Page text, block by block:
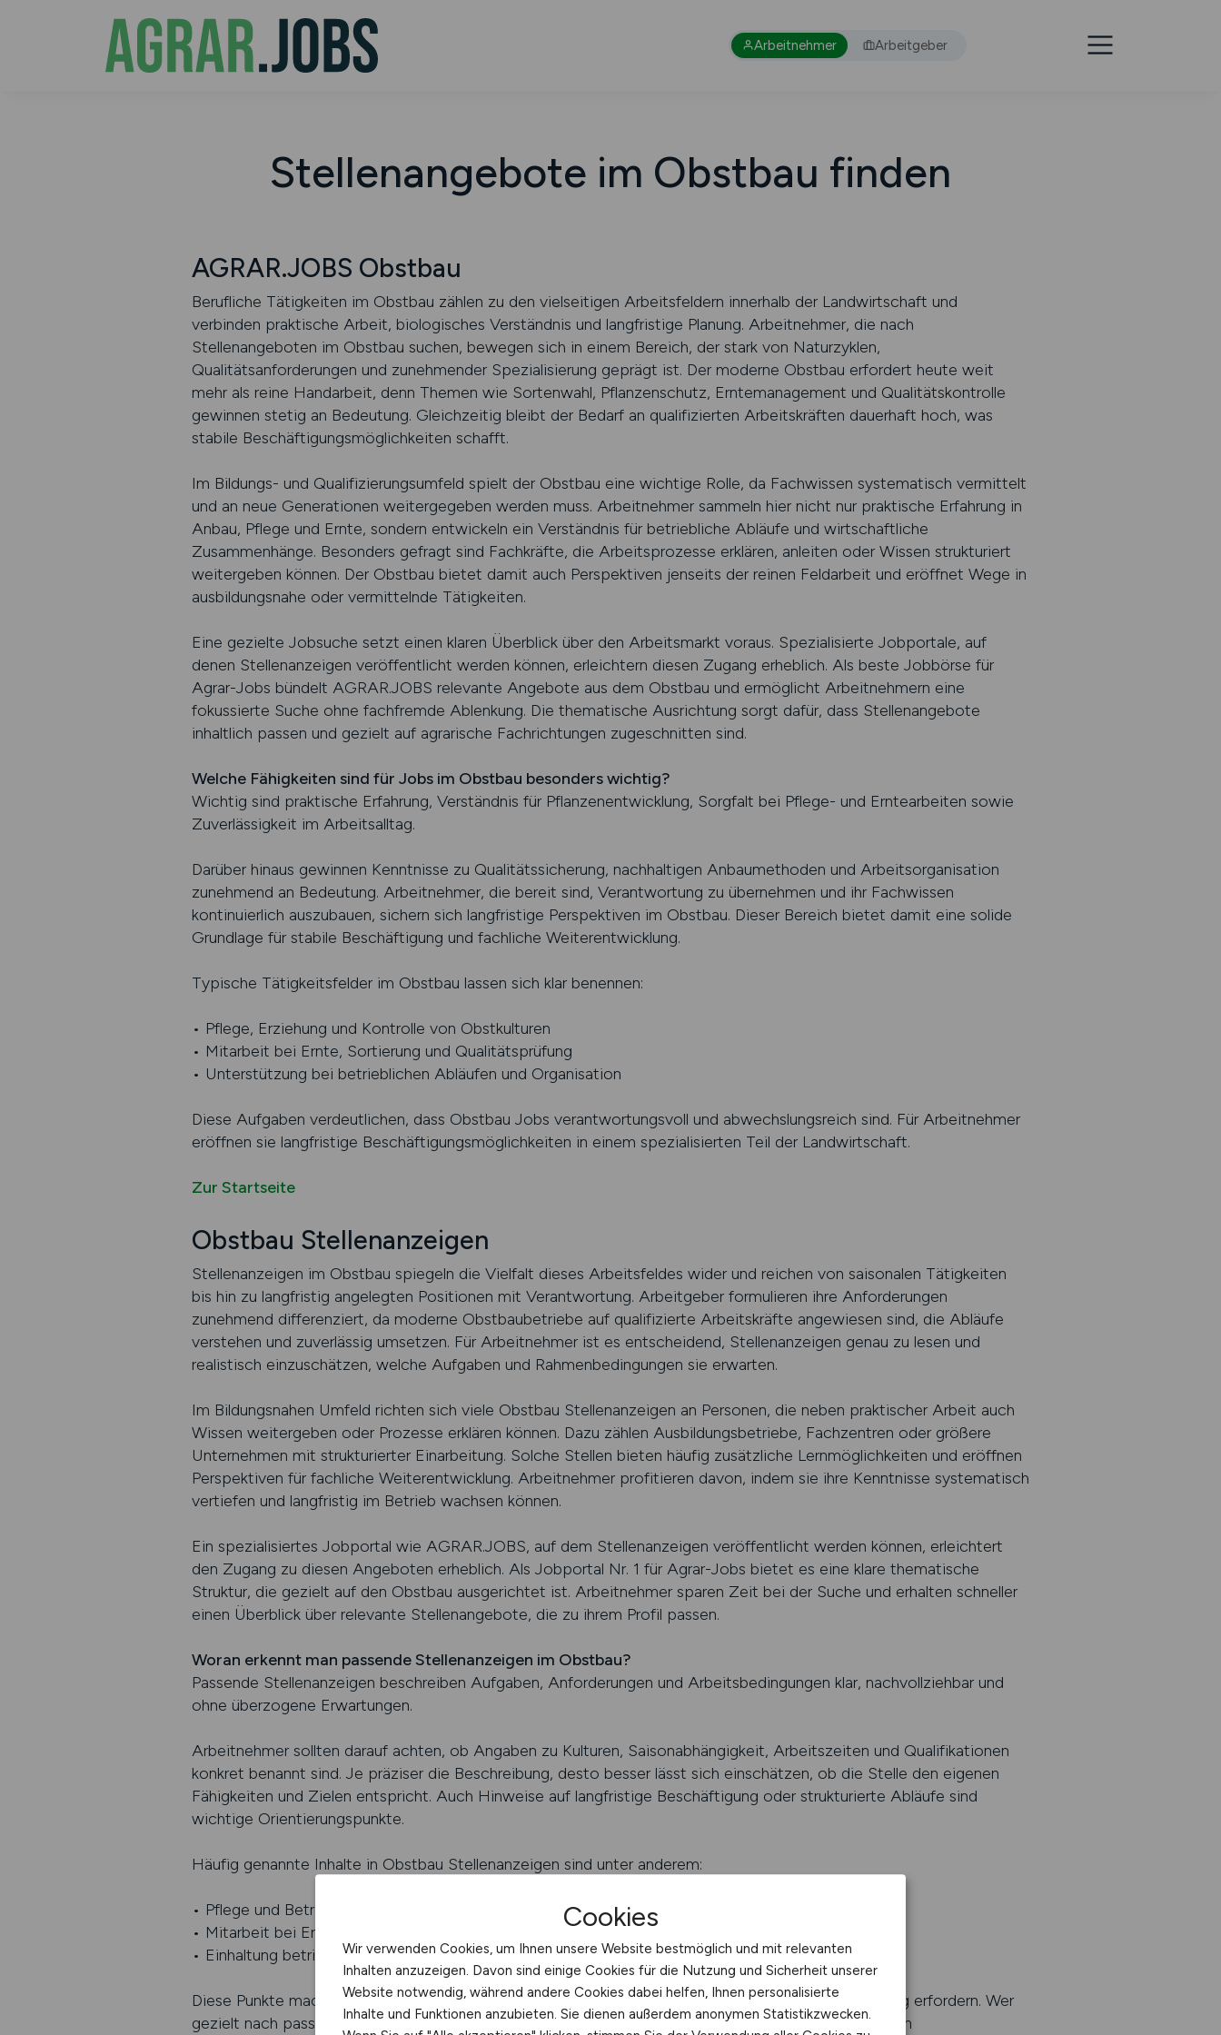
Arbeitnehmer Arbeitgeber
Stellenangebote im Obstbau finden
AGRAR.JOBS Obstbau
Berufliche Tätigkeiten im Obstbau zählen zu den vielseitigen Arbeitsfeldern innerhalb der Landwirtschaft und
verbinden praktische Arbeit, biologisches Verständnis und langfristige Planung. Arbeitnehmer, die nach
Stellenangeboten im Obstbau suchen, bewegen sich in einem Bereich, der stark von Naturzyklen,
Qualitätsanforderungen und zunehmender Spezialisierung geprägt ist. Der moderne Obstbau erfordert heute weit
mehr als reine Handarbeit, denn Themen wie Sortenwahl, Pflanzenschutz, Erntemanagement und Qualitätskontrolle
gewinnen stetig an Bedeutung. Gleichzeitig bleibt der Bedarf an qualifizierten Arbeitskräften dauerhaft hoch, was
stabile Beschäftigungsmöglichkeiten schafft.
Im Bildungs- und Qualifizierungsumfeld spielt der Obstbau eine wichtige Rolle, da Fachwissen systematisch vermittelt
und an neue Generationen weitergegeben werden muss. Arbeitnehmer sammeln hier nicht nur praktische Erfahrung in
Anbau, Pflege und Ernte, sondern entwickeln ein Verständnis für betriebliche Abläufe und wirtschaftliche
Zusammenhänge. Besonders gefragt sind Fachkräfte, die Arbeitsprozesse erklären, anleiten oder Wissen strukturiert
weitergeben können. Der Obstbau bietet damit auch Perspektiven jenseits der reinen Feldarbeit und eröffnet Wege in
ausbildungsnahe oder vermittelnde Tätigkeiten.
Eine gezielte Jobsuche setzt einen klaren Überblick über den Arbeitsmarkt voraus. Spezialisierte Jobportale, auf
denen Stellenanzeigen veröffentlicht werden können, erleichtern diesen Zugang erheblich. Als beste Jobbörse für
Agrar-Jobs bündelt AGRAR.JOBS relevante Angebote aus dem Obstbau und ermöglicht Arbeitnehmern eine
fokussierte Suche ohne fachfremde Ablenkung. Die thematische Ausrichtung sorgt dafür, dass Stellenangebote
inhaltlich passen und gezielt auf agrarische Fachrichtungen zugeschnitten sind.
Welche Fähigkeiten sind für Jobs im Obstbau besonders wichtig?
Wichtig sind praktische Erfahrung, Verständnis für Pflanzenentwicklung, Sorgfalt bei Pflege- und Erntearbeiten sowie
Zuverlässigkeit im Arbeitsalltag.
Darüber hinaus gewinnen Kenntnisse zu Qualitätssicherung, nachhaltigen Anbaumethoden und Arbeitsorganisation
zunehmend an Bedeutung. Arbeitnehmer, die bereit sind, Verantwortung zu übernehmen und ihr Fachwissen
kontinuierlich auszubauen, sichern sich langfristige Perspektiven im Obstbau. Dieser Bereich bietet damit eine solide
Grundlage für stabile Beschäftigung und fachliche Weiterentwicklung.
Typische Tätigkeitsfelder im Obstbau lassen sich klar benennen:
• Pflege, Erziehung und Kontrolle von Obstkulturen
• Mitarbeit bei Ernte, Sortierung und Qualitätsprüfung
• Unterstützung bei betrieblichen Abläufen und Organisation
Diese Aufgaben verdeutlichen, dass Obstbau Jobs verantwortungsvoll und abwechslungsreich sind. Für Arbeitnehmer
eröffnen sie langfristige Beschäftigungsmöglichkeiten in einem spezialisierten Teil der Landwirtschaft.
Zur Startseite
Obstbau Stellenanzeigen
Stellenanzeigen im Obstbau spiegeln die Vielfalt dieses Arbeitsfeldes wider und reichen von saisonalen Tätigkeiten
bis hin zu langfristig angelegten Positionen mit Verantwortung. Arbeitgeber formulieren ihre Anforderungen
zunehmend differenziert, da moderne Obstbaubetriebe auf qualifizierte Arbeitskräfte angewiesen sind, die Abläufe
verstehen und zuverlässig umsetzen. Für Arbeitnehmer ist es entscheidend, Stellenanzeigen genau zu lesen und
realistisch einzuschätzen, welche Aufgaben und Rahmenbedingungen sie erwarten.
Im Bildungsnahen Umfeld richten sich viele Obstbau Stellenanzeigen an Personen, die neben praktischer Arbeit auch
Wissen weitergeben oder Prozesse erklären können. Dazu zählen Ausbildungsbetriebe, Fachzentren oder größere
Unternehmen mit strukturierter Einarbeitung. Solche Stellen bieten häufig zusätzliche Lernmöglichkeiten und eröffnen
Perspektiven für fachliche Weiterentwicklung. Arbeitnehmer profitieren davon, indem sie ihre Kenntnisse systematisch
vertiefen und langfristig im Betrieb wachsen können.
Ein spezialisiertes Jobportal wie AGRAR.JOBS, auf dem Stellenanzeigen veröffentlicht werden können, erleichtert
den Zugang zu diesen Angeboten erheblich. Als Jobportal Nr. 1 für Agrar-Jobs bietet es eine klare thematische
Struktur, die gezielt auf den Obstbau ausgerichtet ist. Arbeitnehmer sparen Zeit bei der Suche und erhalten schneller
einen Überblick über relevante Stellenangebote, die zu ihrem Profil passen.
Woran erkennt man passende Stellenanzeigen im Obstbau?
Passende Stellenanzeigen beschreiben Aufgaben, Anforderungen und Arbeitsbedingungen klar, nachvollziehbar und
ohne überzogene Erwartungen.
Arbeitnehmer sollten darauf achten, ob Angaben zu Kulturen, Saisonabhängigkeit, Arbeitszeiten und Qualifikationen
konkret benannt sind. Je präziser die Beschreibung, desto besser lässt sich einschätzen, ob die Stelle den eigenen
Fähigkeiten und Zielen entspricht. Auch Hinweise auf langfristige Beschäftigung oder strukturierte Abläufe sind
wichtige Orientierungspunkte.
Häufig genannte Inhalte in Obstbau Stellenanzeigen sind unter anderem:
• Pflege und Betreuung von Obstkulturen über das Jahr hinweg
• Mitarbeit bei Ernte, Lagerung und Qualitätskontrolle
• Einhaltung betrieblicher und gesetzlicher Vorgaben
Diese Punkte machen deutlich, dass Obstbau Jobs ein hohes Maß an Genauigkeit und Verantwortung erfordern. Wer
gezielt nach passenden Stellenanzeigen sucht, findet stabile Arbeitsmöglichkeiten mit klar definierten
Cookies
Wir verwenden Cookies, um Ihnen unsere Website bestmöglich und mit relevanten
Inhalten anzuzeigen. Davon sind einige Cookies für die Nutzung und Sicherheit unserer
Website notwendig, während andere Cookies dabei helfen, Ihnen personalisierte
Inhalte und Funktionen anzubieten. Sie dienen außerdem anonymen Statistikzwecken.